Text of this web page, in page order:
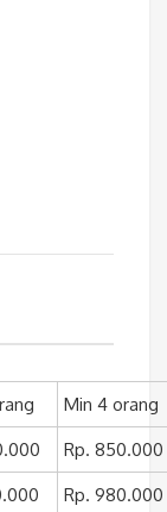
Min 4 orang
Rp. 850.000
Rp. 980.000